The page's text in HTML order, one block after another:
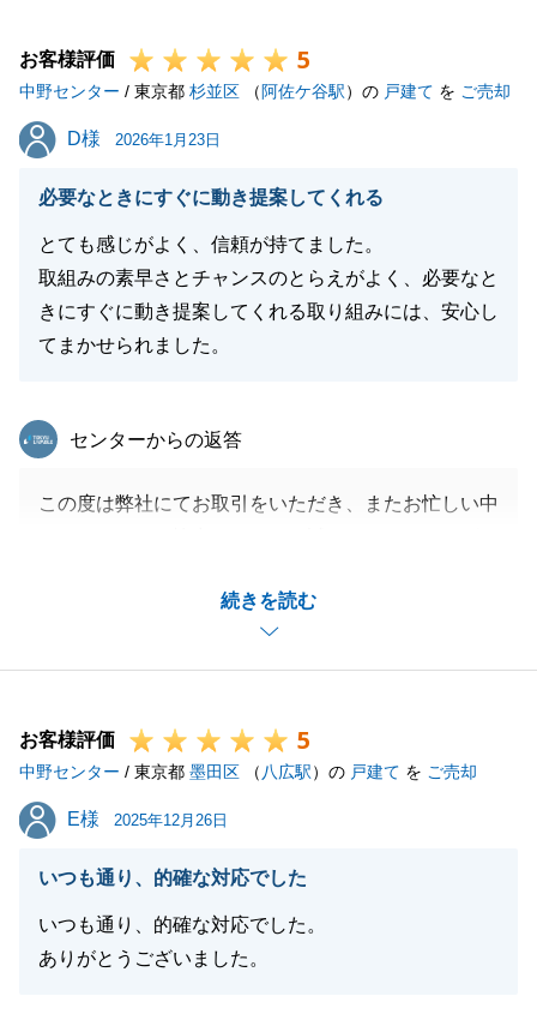
閉じる
お客様評価 5
中野センター / 東京都 杉並区 （ 阿佐ケ谷駅）の 戸建て を ご売却
D様
D様 2026年1月23日
必要なときにすぐに動き提案してくれる
とても感じがよく、信頼が持てました。
取組みの素早さとチャンスのとらえがよく、必要なと
きにすぐに動き提案してくれる取り組みには、安心し
てまかせられました。
続きを読む
東急リバブル
センターからの返答
この度は弊社にてお取引をいただき、またお忙しい中
いつも快くご対応頂きましてありがとうございまし
た。D様の担当としてご売却のお手伝いに携わる事が
出来て大変嬉しく思っております。
是非ご連絡を頂戴できればと思っております。
私共々、今後とも弊社を末永くご愛顧賜りますよう、
お願い申し上げます。
閉じる
お客様評価 5
中野センター / 東京都 墨田区 （ 八広駅）の 戸建て を ご売却
E様
E様 2025年12月26日
いつも通り、的確な対応でした
いつも通り、的確な対応でした。
ありがとうございました。